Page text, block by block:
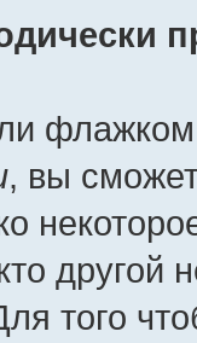
, вы
другой
того